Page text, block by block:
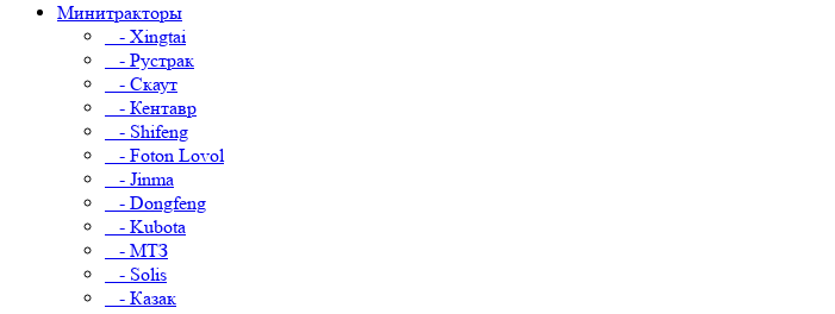
Минитракторы
- Xingtai
- Рустрак
- Скаут
- Кентавр
- Shifeng
- Foton Lovol
- Jinma
- Dongfeng
- Kubota
- МТЗ
- Solis
- Казак